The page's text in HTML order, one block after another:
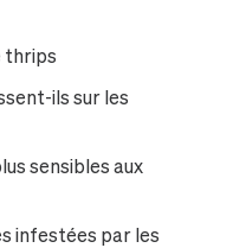
thrips
ils sur les
sensibles aux
infestées par les